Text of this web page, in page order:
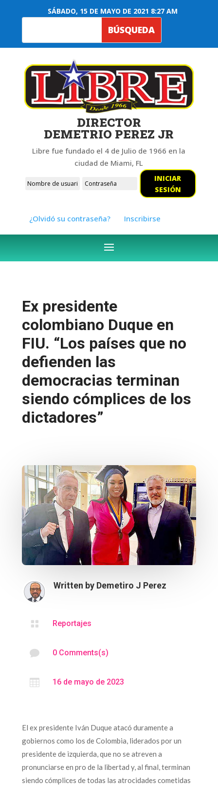
SÁBADO, 15 DE MAYO DE 2021 8:27 AM
DIRECTOR
DEMETRIO PEREZ JR
Libre fue fundado el 4 de Julio de 1966 en la
ciudad de Miami, FL
INICIAR
SESIÓN
¿Olvidó su contraseña? Inscribirse
Ex presidente
colombiano Duque en
FIU. “Los países que no
defienden las
democracias terminan
siendo cómplices de los
dictadores”
Written by Demetiro J Perez
 Reportajes
 0 Comments(s)
 16 de mayo de 2023
El ex presidente Iván Duque atacó duramente a
gobiernos como los de Colombia, liderados por un
presidente de izquierda, que no se atreven a
pronunciarse en pro de la libertad y, al final, terminan
siendo cómplices de todas las atrocidades cometidas